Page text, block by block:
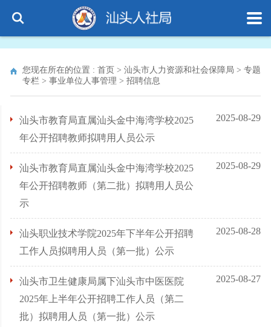
您现在所在的位置 : 首页 > 汕头市人力资源和社会保障局 > 专题
专栏 > 事业单位人事管理 > 招聘信息
汕头市教育局直属汕头金中海湾学校2025
年公开招聘教师拟聘用人员公示
2025-08-29
汕头市教育局直属汕头金中海湾学校2025
年公开招聘教师（第二批）拟聘用人员公
示
2025-08-29
汕头职业技术学院2025年下半年公开招聘
工作人员拟聘用人员（第一批）公示
2025-08-28
汕头市卫生健康局属下汕头市中医医院
2025年上半年公开招聘工作人员（第二
批）拟聘用人员（第一批）公示
2025-08-27